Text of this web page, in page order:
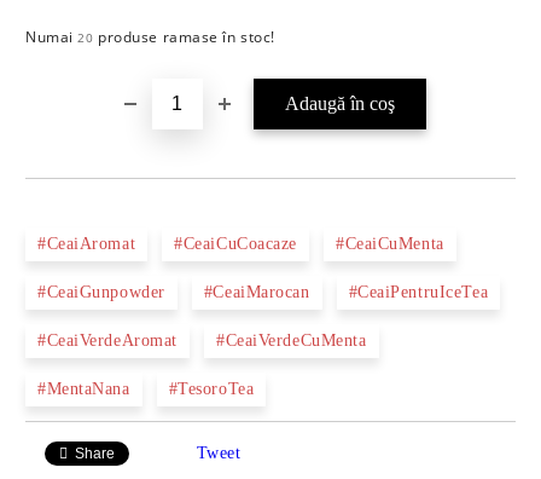
Numai20 produse ramase în stoc!
#CeaiAromat #CeaiCuCoacaze #CeaiCuMenta
#CeaiGunpowder #CeaiMarocan #CeaiPentruIceTea
#CeaiVerdeAromat #CeaiVerdeCuMenta
#MentaNana #TesoroTea
Share Tweet